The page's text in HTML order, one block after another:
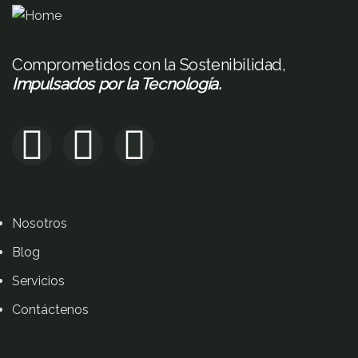
Comprometidos con la Sostenibilidad,
Impulsados por la Tecnología.
Nosotros
Blog
Servicios
Contáctenos